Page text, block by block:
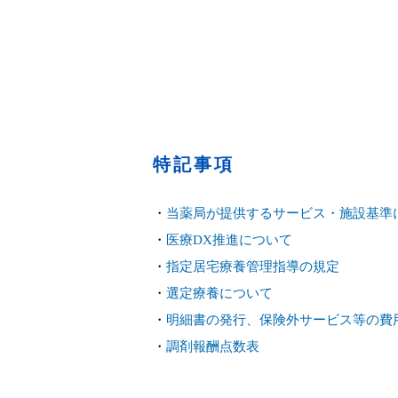
特記事項
・ 当薬局が提供するサービス・施設基準
・ 医療DX推進について
・ 指定居宅療養管理指導の規定
・ 選定療養について
・ 明細書の発行、保険外サービス等の費
・ 調剤報酬点数表